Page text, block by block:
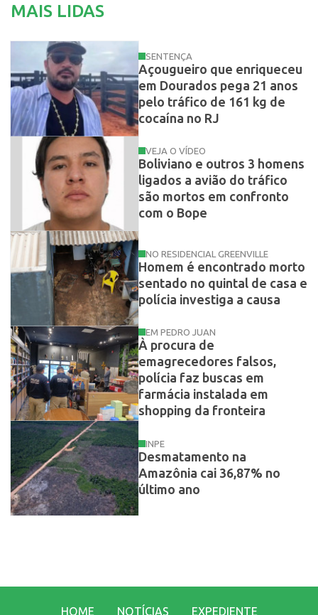
MAIS LIDAS
SENTENÇA
Açougueiro que enriqueceu
em Dourados pega 21 anos
pelo tráfico de 161 kg de
cocaína no RJ
VEJA O VÍDEO
Boliviano e outros 3 homens
ligados a avião do tráfico
são mortos em confronto
com o Bope
NO RESIDENCIAL GREENVILLE
Homem é encontrado morto
sentado no quintal de casa e
polícia investiga a causa
EM PEDRO JUAN
À procura de
emagrecedores falsos,
polícia faz buscas em
farmácia instalada em
shopping da fronteira
INPE
Desmatamento na
Amazônia cai 36,87% no
último ano
HOME NOTÍCIAS EXPEDIENTE